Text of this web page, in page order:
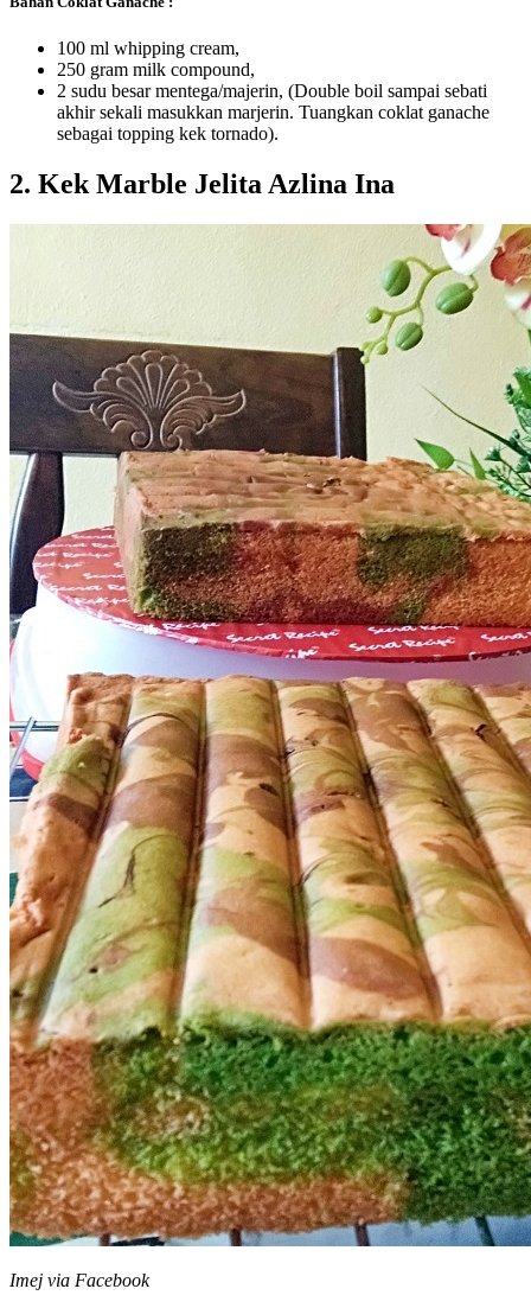
100 ml whipping cream,
250 gram milk compound,
2 sudu besar mentega/majerin, (Double boil sampai sebati
akhir sekali masukkan marjerin. Tuangkan coklat ganache
sebagai topping kek tornado).
2. Kek Marble Jelita Azlina Ina
Imej via Facebook